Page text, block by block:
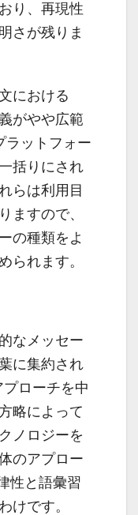
り、再現性
さが残りま
における
がやや広範
ラットフォー
括りにされ
らは利用目
ますので、
の種類をよ
られます。
なメッセー
に集約され
ローチを中
略によって
ノロジーを
のアプロー
性と語彙習
けです。